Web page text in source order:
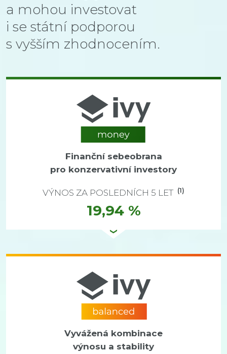
a mohou investovat
i se státní podporou
s vyšším zhodnocením.
Finanční sebeobrana
pro konzervativní investory
VÝNOS ZA POSLEDNÍCH 5 LET (1)
19,94 %
Vyvážená kombinace
výnosu a stability